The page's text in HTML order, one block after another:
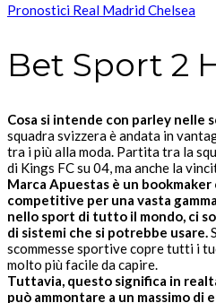
Pronostici Real Madrid Chelsea
Bet Sport 2
Cosa si intende con parley nelle
squadra svizzera è andata in
tra i più alla moda. Partita tra la
di Kings FC su 04, ma anche la
Marca Apuestas è un
competitive per una vasta
nello sport di tutto il mondo, ci
di sistemi che si potrebbe usare.
scommesse sportive copre tutti i
molto più facile da capire.
Tuttavia, questo significa in
può ammontare a un massimo di